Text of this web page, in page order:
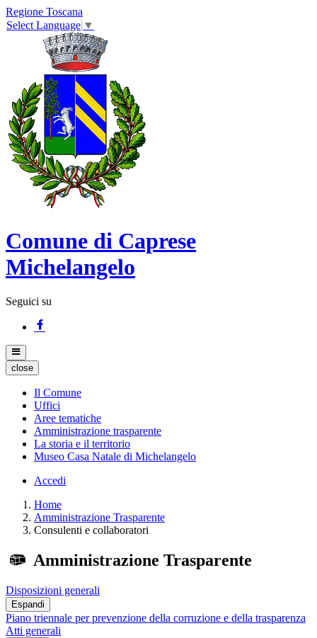
Regione Toscana
Select Language ▼
Comune di Caprese
Michelangelo
Seguici su
close
Il Comune
Uffici
Aree tematiche
Amministrazione trasparente
La storia e il territorio
Museo Casa Natale di Michelangelo
Accedi
Home
Amministrazione Trasparente
Consulenti e collaboratori
Amministrazione Trasparente
Disposizioni generali
Espandi
Piano triennale per prevenzione della corruzione e della trasparenza
Atti generali